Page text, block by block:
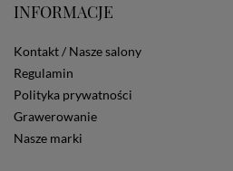
Zautomatyzowane
Stosowane są one w celach
wygody wszystkich
przy korzystaniu ze Sklepu
preferencji i ustawień na stronie,
anonimowych danych dla celów
statystycznych, także przez inne
INFORMACJE
Kontakt / Nasze salony
Regulamin
Polityka prywatności
Grawerowanie
Nasze marki